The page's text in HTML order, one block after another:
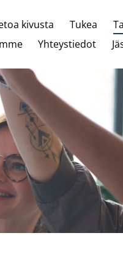
kivusta Tukea
Yhteystiedot